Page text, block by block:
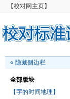
【校对网主页】
« 隐藏侧边栏
全部版块
【字的时间地理】